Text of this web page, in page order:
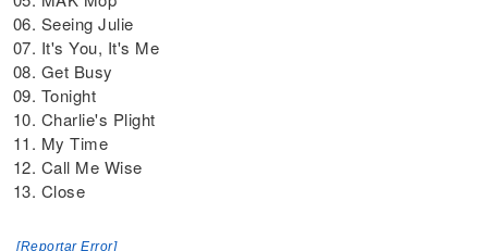
06. Seeing Julie
07. It's You, It's Me
08. Get Busy
09. Tonight
10. Charlie's Plight
11. My Time
12. Call Me Wise
13. Close
[Reportar Error]